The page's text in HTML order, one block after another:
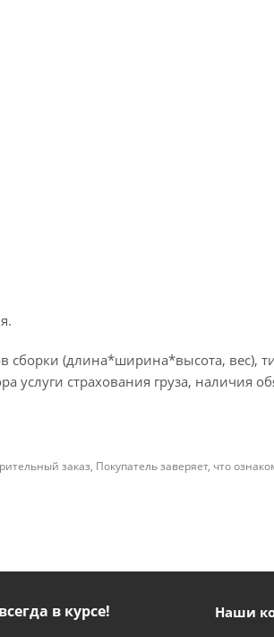
сборки (длина*ширина*высота, вес),
услуги страхования груза, наличия
заказ, Покупатель заверяет, что
в курсе! Наши